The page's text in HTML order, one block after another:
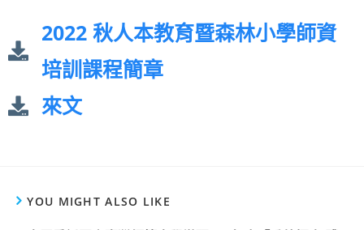
2022 秋人本教育暨森林小學師資
培訓課程簡章
來文
YOU MIGHT ALSO LIKE